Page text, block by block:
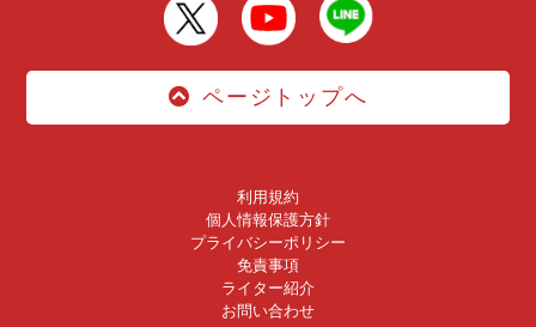
ページトップへ
利用規約
個人情報保護方針
プライバシーポリシー
免責事項
ライター紹介
お問い合わせ